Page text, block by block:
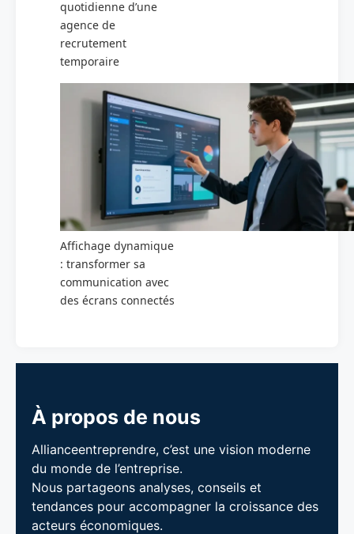
quotidienne d’une
agence de
recrutement
temporaire
Affichage dynamique
: transformer sa
communication avec
des écrans connectés
À propos de nous
Allianceentreprendre, c’est une vision moderne
du monde de l’entreprise.
Nous partageons analyses, conseils et
tendances pour accompagner la croissance des
acteurs économiques.